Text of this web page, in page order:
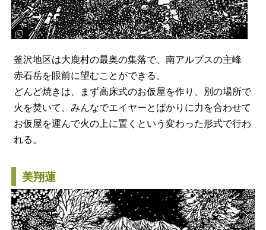
釜沢地区は大鹿村の最奥の集落で、南アルプスの主峰
赤石岳を眼前に望むことができる。
どんど焼きは、まず高床式のお仮屋を作り、別の場所で
火を焚いて、みんなでエイヤーとばかりに力を合わせて
お仮屋を運んで火の上に置くという変わった形式で行わ
れる。
美翔蓮